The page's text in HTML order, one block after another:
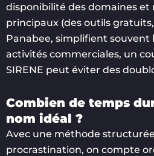
disponibilité des domaines et
principaux (des outils
Panabee, simplifient souvent
activités commerciales, un
SIRENE peut éviter des
Combien de temps
nom idéal ?
Avec une méthode
procrastination, on compte